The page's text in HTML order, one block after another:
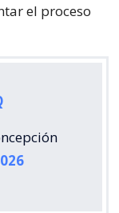
el proceso